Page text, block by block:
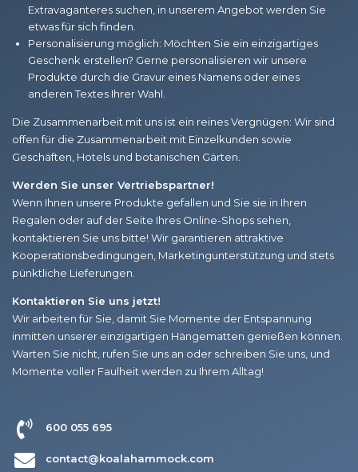
Extravaganteres suchen, in unserem Angebot werden Sie
etwas für sich finden.
Personalisierung möglich: Möchten Sie ein einzigartiges
Geschenk erstellen? Gerne personalisieren wir unsere
Produkte durch die Gravur eines Namens oder eines
anderen Textes Ihrer Wahl.
Die Zusammenarbeit mit uns ist ein reines Vergnügen: Wir sind
offen für die Zusammenarbeit mit Einzelkunden sowie
Geschäften, Hotels und botanischen Gärten.
Werden Sie unser Vertriebspartner!
Wenn Ihnen unsere Produkte gefallen und Sie sie in Ihren
Regalen oder auf der Seite Ihres Online-Shops sehen,
kontaktieren Sie uns bitte! Wir garantieren attraktive
Kooperationsbedingungen, Marketingunterstützung und stets
pünktliche Lieferungen.
Kontaktieren Sie uns jetzt!
Wir arbeiten für Sie, damit Sie Momente der Entspannung
inmitten unserer einzigartigen Hängematten genießen können.
Warten Sie nicht, rufen Sie uns an oder schreiben Sie uns, und
Momente voller Faulheit werden zu Ihrem Alltag!
600 055 695
contact@koalahammock.com